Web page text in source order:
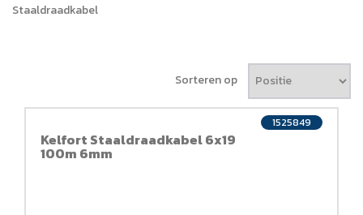
Staaldraadkabel
Sorteren op
Kelfort Staaldraadkabel 6x19
100m 6mm
1525849